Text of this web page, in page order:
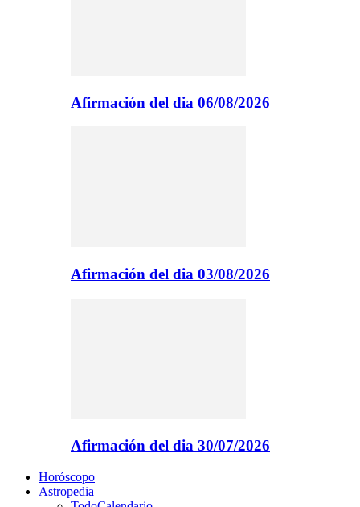
Afirmación del dia 06/08/2026
Afirmación del dia 03/08/2026
Afirmación del dia 30/07/2026
Horóscopo
Astropedia